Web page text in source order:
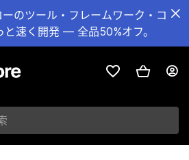
のツール・フレームワーク・コ
と速く開発 — 全品50%オフ。